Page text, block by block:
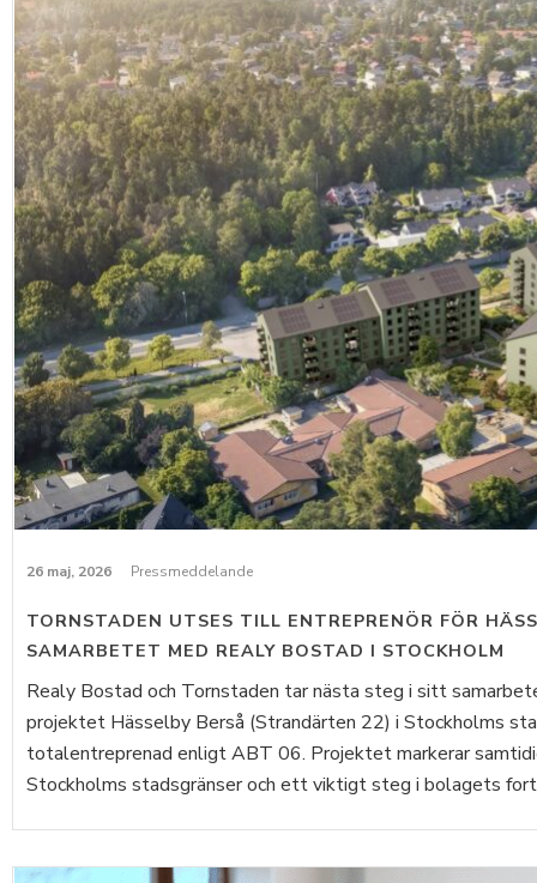
26 maj, 2026 Pressmeddelande
TORNSTADEN UTSES TILL ENTREPRENÖR FÖR
SAMARBETET MED REALY BOSTAD I STOCKHOLM
Realy Bostad och Tornstaden tar nästa steg i sitt
projektet Hässelby Berså (Strandärten 22) i Stockholms
totalentreprenad enligt ABT 06. Projektet markerar
Stockholms stadsgränser och ett viktigt steg i bolagets